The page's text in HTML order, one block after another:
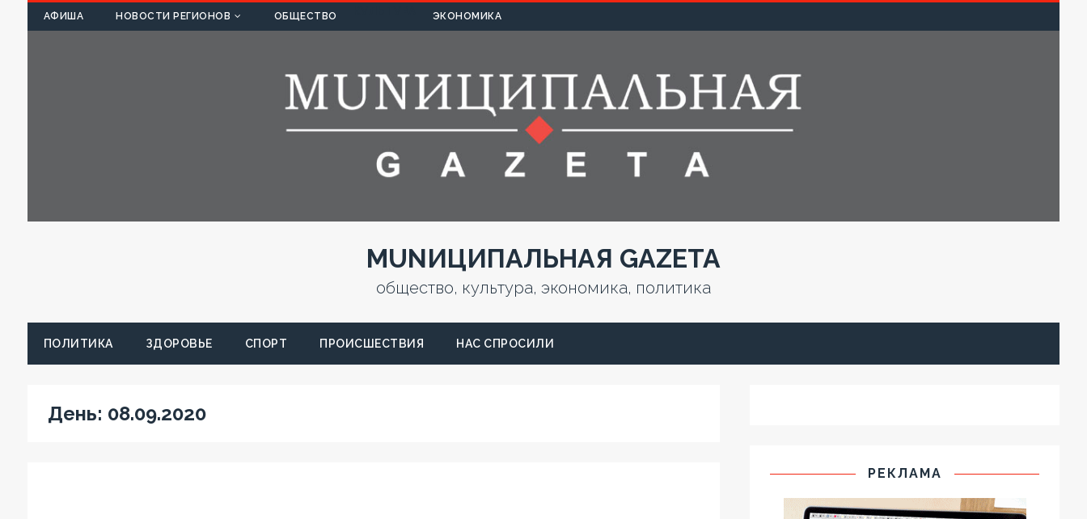
АФИША НОВОСТИ РЕГИОНОВ ОБЩЕСТВО ЭКОНОМИКА
MUNИЦИПАЛЬНАЯ GAZЕТА
общество, культура, экономика, политика
ПОЛИТИКА ЗДОРОВЬЕ СПОРТ ПРОИСШЕСТВИЯ НАС СПРОСИЛИ
День: 08.09.2020
РЕКЛАМА